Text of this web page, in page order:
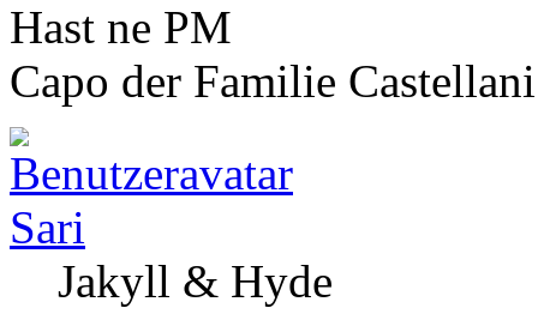
Hast ne PM
Capo der Familie Castellani
Sari
Jakyll & Hyde